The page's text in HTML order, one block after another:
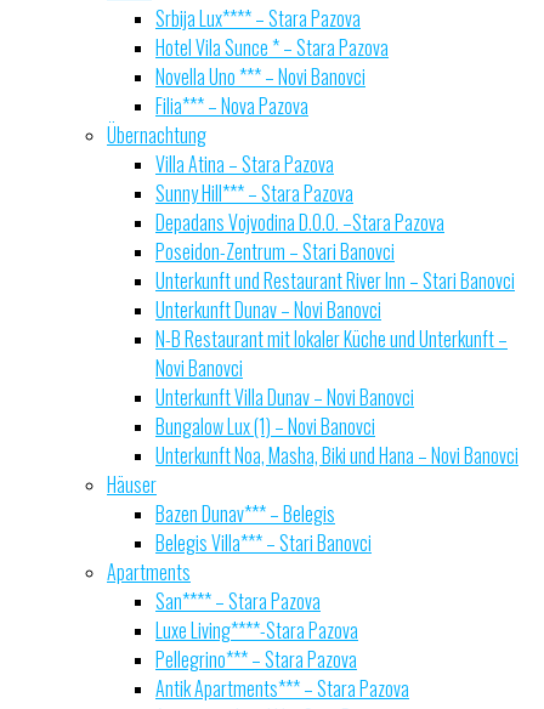
Srbija Lux**** – Stara Pazova
Hotel Vila Sunce * – Stara Pazova
Novella Uno *** – Novi Banovci
Filia*** – Nova Pazova
Übernachtung
Villa Atina – Stara Pazova
Sunny Hill*** – Stara Pazova
Depadans Vojvodina D.O.O. –Stara Pazova
Poseidon-Zentrum – Stari Banovci
Unterkunft und Restaurant River Inn – Stari Banovci
Unterkunft Dunav – Novi Banovci
N-B Restaurant mit lokaler Küche und Unterkunft –
Novi Banovci
Unterkunft Villa Dunav – Novi Banovci
Bungalow Lux (1) – Novi Banovci
Unterkunft Noa, Masha, Biki und Hana – Novi Banovci
Häuser
Bazen Dunav*** – Belegis
Belegis Villa*** – Stari Banovci
Apartments
San**** – Stara Pazova
Luxe Living****-Stara Pazova
Pellegrino*** – Stara Pazova
Antik Apartments*** – Stara Pazova